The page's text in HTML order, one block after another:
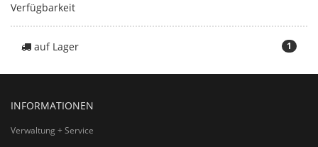
Verfügbarkeit
1
auf Lager
INFORMATIONEN
Verwaltung + Service